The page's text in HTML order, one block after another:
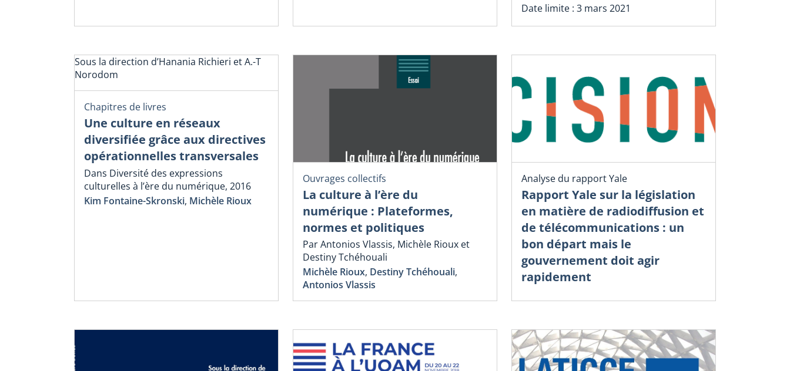
Date limite : 3 mars 2021
Sous la direction d’Hanania Richieri et A.-T
Norodom
Chapitres de livres
Une culture en réseaux
diversifiée grâce aux directives
opérationnelles transversales
Dans Diversité des expressions
culturelles à l’ère du numérique, 2016
Kim Fontaine-Skronski, Michèle Rioux
Ouvrages collectifs
La culture à l’ère du
numérique : Plateformes,
normes et politiques
Par Antonios Vlassis, Michèle Rioux et
Destiny Tchéhouali
Michèle Rioux, Destiny Tchéhouali,
Antonios Vlassis
Analyse du rapport Yale
Rapport Yale sur la législation
en matière de radiodiffusion et
de télécommunications : un
bon départ mais le
gouvernement doit agir
rapidement